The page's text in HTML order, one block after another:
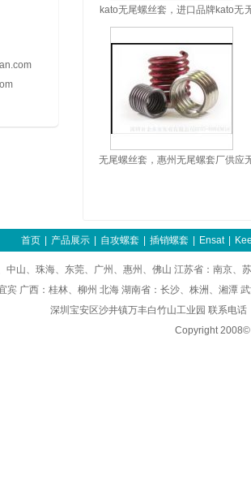
kato无尾螺丝套，进口品牌kato无
尾螺丝套特点与应用
无尾螺丝套，惠州无尾螺套厂供应
首页 产品展示 自攻螺套 插销螺套 Ensat
中山、珠海、东莞、广州、惠州、佛山 江苏省：南京
宾 广西：桂林、柳州 北海 湖南省：长沙、株洲、湘潭
深圳宝安区沙井镇万丰白竹山工业园 联系
Copyright